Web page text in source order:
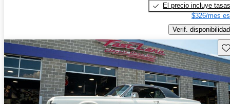
El precio incluye tasas
$326/mes
Verif. disponibilidad